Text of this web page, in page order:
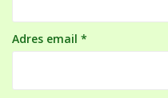
Adres email *